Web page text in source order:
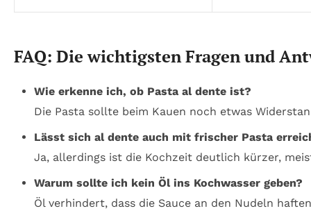
FAQ: Die wichtigsten Fragen und
Wie erkenne ich, ob Pasta al dente ist?
Die Pasta sollte beim Kauen noch etwas
Lässt sich al dente auch mit frischer Pasta
Ja, allerdings ist die Kochzeit deutlich kürzer,
Warum sollte ich kein Öl ins Kochwasser geben?
Öl verhindert, dass die Sauce an den Nudeln